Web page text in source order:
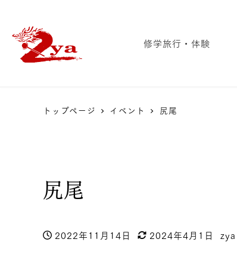
修学旅行・体験
トップページ イベント 尻尾
尻尾
投稿日
2022年11月14日
更新日
2024年4月1日
著
zya